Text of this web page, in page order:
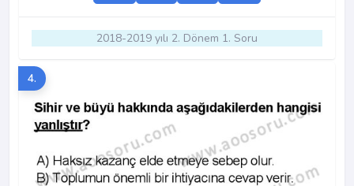
2018-2019 yılı 2. Dönem 1. Soru
4.